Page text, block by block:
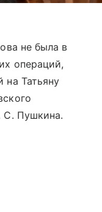
не была в
операций,
на Татьяну
С. Пушкина.